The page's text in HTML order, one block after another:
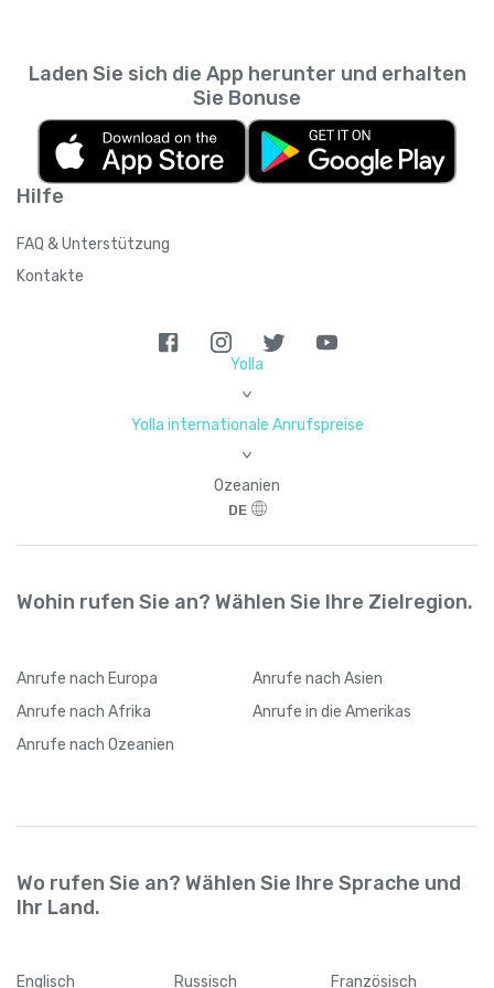
Hilfe
FAQ & Unterstützung
Kontakte
Laden Sie sich die App herunter und erhalten
Sie Bonuse
Yolla
>
Yolla internationale Anrufspreise
>
Ozeanien
DE
Wohin rufen Sie an? Wählen Sie Ihre Zielregion.
Anrufe nach Europa Anrufe nach Asien
Anrufe nach Afrika Anrufe in die Amerikas
Anrufe nach Ozeanien
Wo rufen Sie an? Wählen Sie Ihre Sprache und
Ihr Land.
Englisch Russisch Französisch